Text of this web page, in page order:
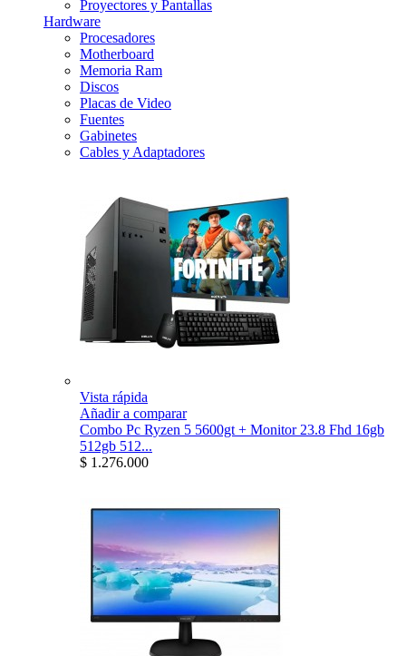
Proyectores y Pantallas
Hardware
Procesadores
Motherboard
Memoria Ram
Discos
Placas de Video
Fuentes
Gabinetes
Cables y Adaptadores
Vista rápida
Añadir a comparar
Combo Pc Ryzen 5 5600gt + Monitor 23.8 Fhd 16gb
512gb 512...
$ 1.276.000